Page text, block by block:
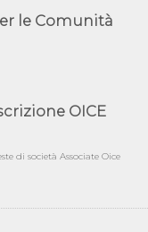
Città metropolitana
Regionale della
professionisti
Competition -
fattibilità da
procedimenti
le Comunità
OICE
di società Associate Oice